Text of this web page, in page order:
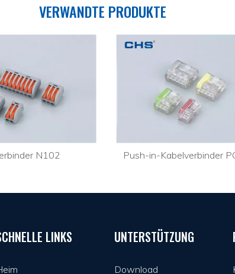
VERWANDTE PRODUKTE
N102 Push-in-Kabelverbinder
LINKS UNTERSTÜTZUNG
Download